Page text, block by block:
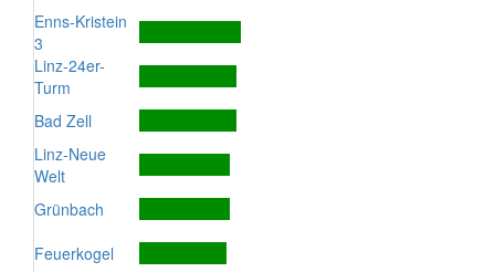
Enns-Kristein
3
Linz-24er-
Turm
Bad Zell
Linz-Neue
Welt
Grünbach
Feuerkogel